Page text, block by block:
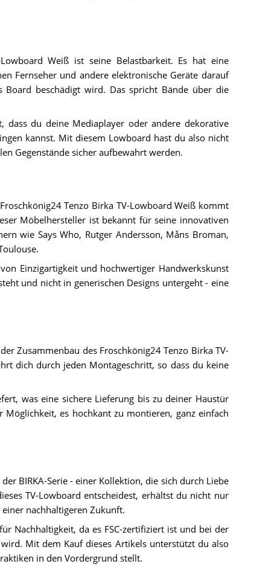
Weiß ist seine Belastbarkeit. Es hat eine
Fernseher und andere elektronische Geräte darauf
beschädigt wird. Das spricht Bände über die
dass du deine Mediaplayer oder andere dekorative
kannst. Mit diesem Lowboard hast du also nicht
Gegenstände sicher aufbewahrt werden.
Tenzo Birka TV-Lowboard Weiß kommt
Möbelhersteller ist bekannt für seine innovativen
wie Says Who, Rutger Andersson, Måns Broman,
Einzigartigkeit und hochwertiger Handwerkskunst
und nicht in generischen Designs untergeht - eine
Zusammenbau des Froschkönig24 Tenzo Birka TV-
dich durch jeden Montageschritt, so dass du keine
was eine sichere Lieferung bis zu deiner Haustür
es hochkant zu montieren, ganz einfach
BIRKA-Serie - einer Kollektion, die sich durch Liebe
TV-Lowboard entscheidest, erhältst du nicht nur
nachhaltigeren Zukunft.
Nachhaltigkeit, da es FSC-zertifiziert ist und bei der
Mit dem Kauf dieses Artikels unterstützt du also
in den Vordergrund stellt.